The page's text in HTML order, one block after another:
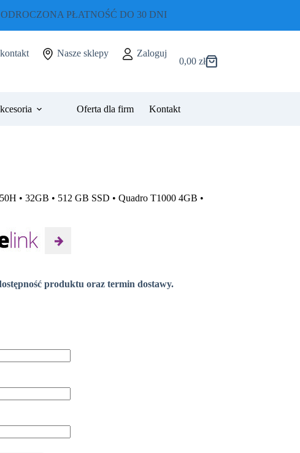
ODROCZONA PŁATNOŚĆ DO 30 DNI
Nasze sklepy
Zaloguj
Koszyk
0,00 zł
Oferta dla firm Kontakt
• 32GB • 512 GB SSD • Quadro T1000 4GB •
produktu oraz termin dostawy.